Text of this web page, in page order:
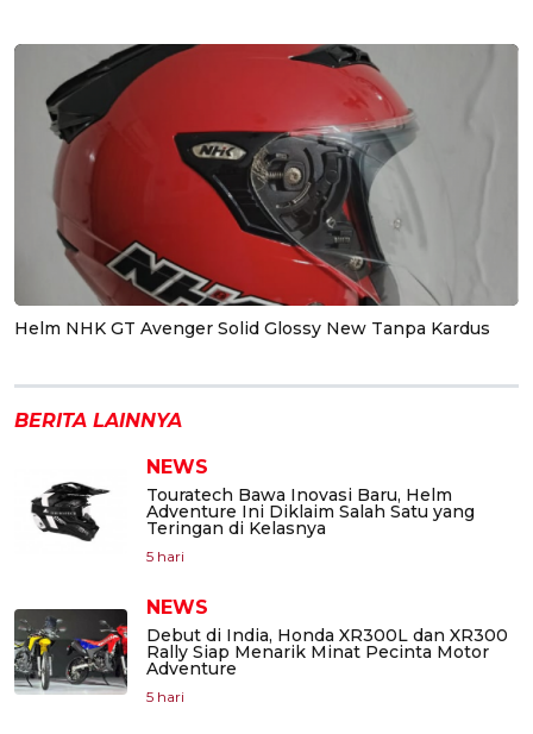
Helm NHK GT Avenger Solid Glossy New Tanpa Kardus
BERITA LAINNYA
NEWS
Touratech Bawa Inovasi Baru, Helm
Adventure Ini Diklaim Salah Satu yang
Teringan di Kelasnya
5 hari
NEWS
Debut di India, Honda XR300L dan XR300
Rally Siap Menarik Minat Pecinta Motor
Adventure
5 hari